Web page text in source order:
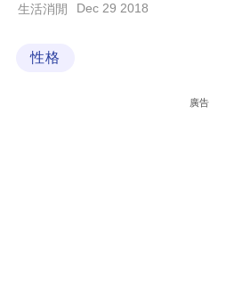
科
生活消閒 Dec 29 2018
性格
廣告